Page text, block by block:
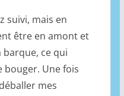
suivi, mais en
être en amont et
barque, ce qui
bouger. Une fois
mes